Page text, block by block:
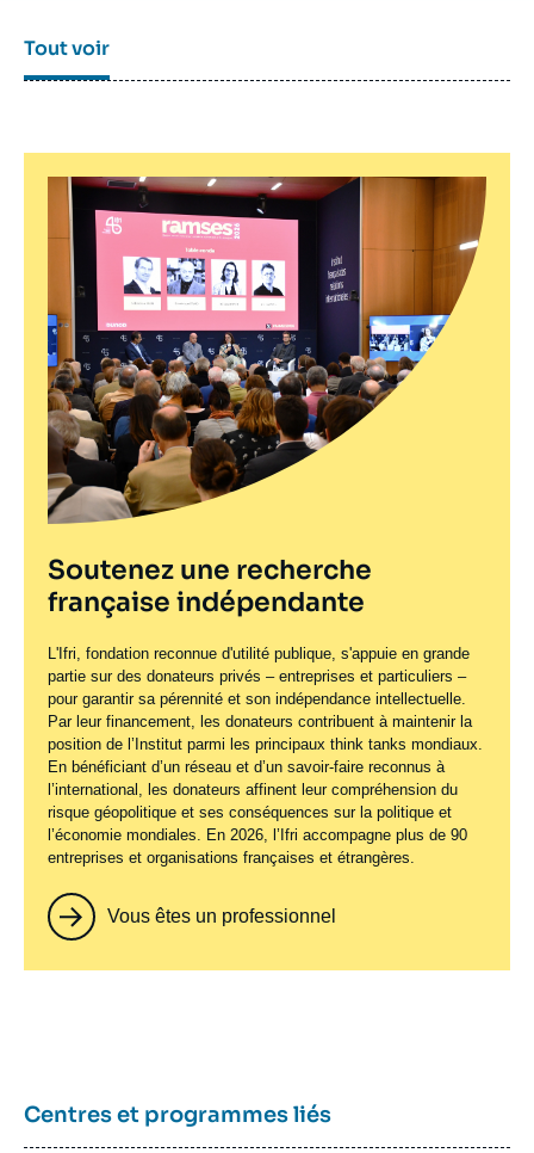
Tout voir
Soutenez une recherche
française indépendante
L'Ifri, fondation reconnue d'utilité publique, s'appuie en grande
partie sur des donateurs privés – entreprises et particuliers –
pour garantir sa pérennité et son indépendance intellectuelle.
Par leur financement, les donateurs contribuent à maintenir la
position de l’Institut parmi les principaux think tanks mondiaux.
En bénéficiant d’un réseau et d’un savoir-faire reconnus à
l’international, les donateurs affinent leur compréhension du
risque géopolitique et ses conséquences sur la politique et
l’économie mondiales. En 2026, l’Ifri accompagne plus de 90
entreprises et organisations françaises et étrangères.
Vous êtes un professionnel
Centres et programmes liés